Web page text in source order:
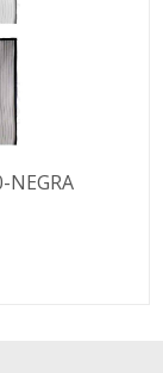
NEGRA